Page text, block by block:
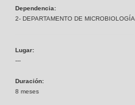
Dependencia:
2- DEPARTAMENTO DE MICROBIOLOGÍA
Lugar:
---
Duración:
8 meses